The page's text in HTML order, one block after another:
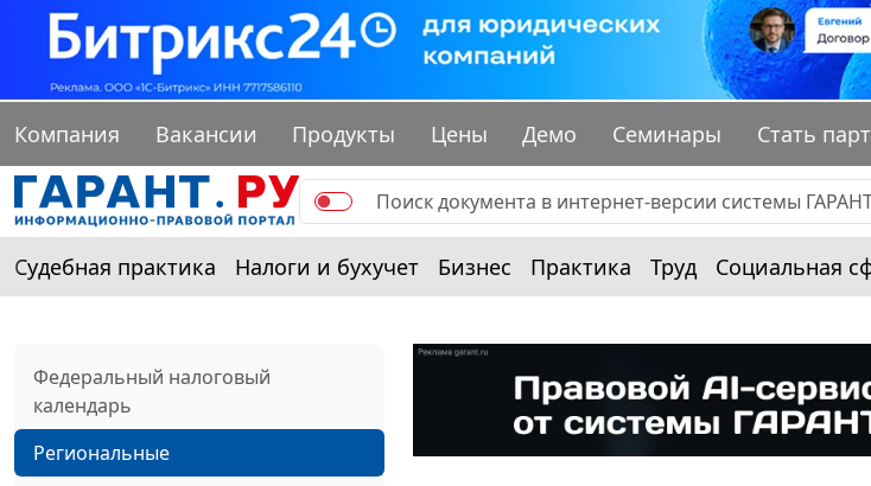
Компания Вакансии Продукты Цены Демо Семинары Стать
Судебная практика Налоги и бухучет Бизнес Практика Труд Социальная
Федеральный налоговый
календарь
Региональные